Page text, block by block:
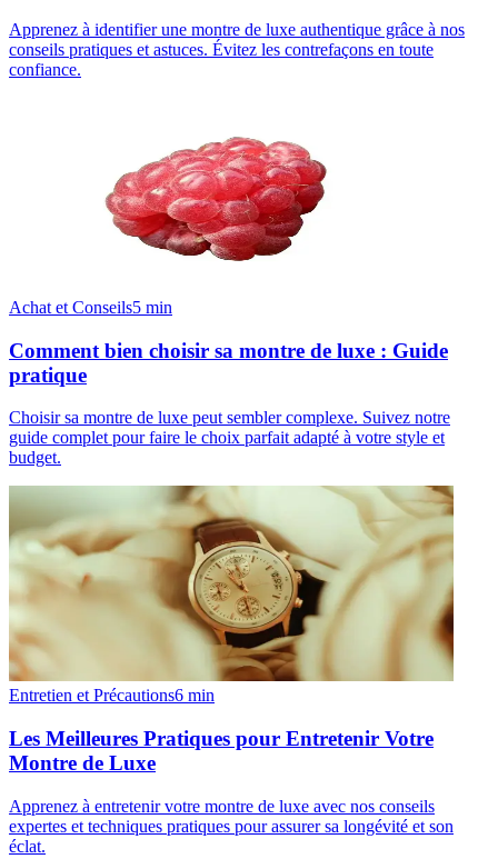
Apprenez à identifier une montre de luxe authentique grâce à nos
conseils pratiques et astuces. Évitez les contrefaçons en toute
confiance.
Achat et Conseils5 min
Comment bien choisir sa montre de luxe : Guide
pratique
Choisir sa montre de luxe peut sembler complexe. Suivez notre
guide complet pour faire le choix parfait adapté à votre style et
budget.
Entretien et Précautions6 min
Les Meilleures Pratiques pour Entretenir Votre
Montre de Luxe
Apprenez à entretenir votre montre de luxe avec nos conseils
expertes et techniques pratiques pour assurer sa longévité et son
éclat.